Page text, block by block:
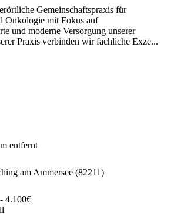
Gemeinschaftspraxis für
Onkologie mit Fokus auf
und moderne Versorgung unserer
Praxis verbinden wir fachliche Exze...
entfernt
am Ammersee (82211)
4.100€